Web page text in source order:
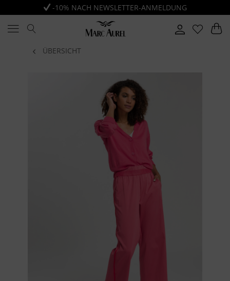
-10% NACH NEWSLETTER-ANMELDUNG
ÜBERSICHT